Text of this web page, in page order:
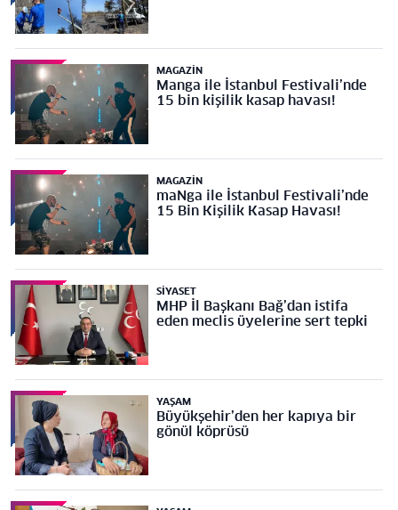
MAGAZIN
Manga ile İstanbul Festivali’nde
15 bin kişilik kasap havası!
MAGAZIN
maNga ile İstanbul Festivali’nde
15 Bin Kişilik Kasap Havası!
SIYASET
MHP İl Başkanı Bağ’dan istifa
eden meclis üyelerine sert tepki
YAŞAM
Büyükşehir’den her kapıya bir
gönül köprüsü